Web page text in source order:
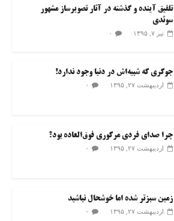
تلفیق آینده و گذشته در آثار تصویرساز مشهور
سوئدی
تیر ۷, ۱۳۹۵ ۰
جوکری که شبیه‌اش در دنیا وجود ندارد!
اردیبهشت ۲۷, ۱۳۹۵ ۰
چرا صدای فردی مرکوری فوق‌العاده بود؟
اردیبهشت ۲۷, ۱۳۹۵ ۰
زمین سبزتر شده اما خوشحال نباشید
اردیبهشت ۲۷, ۱۳۹۵ ۰